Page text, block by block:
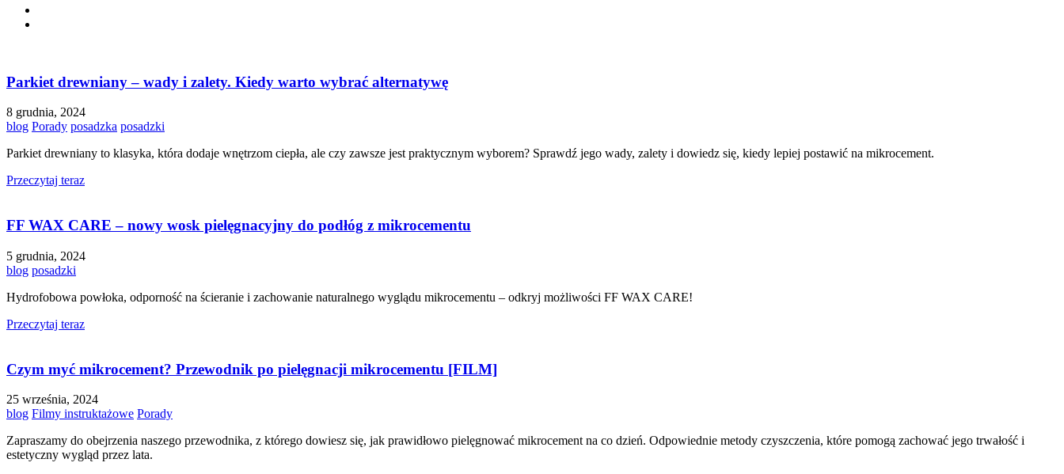
Parkiet drewniany – wady i zalety. Kiedy warto wybrać alternatywę
8 grudnia, 2024
blog Porady posadzka posadzki
Parkiet drewniany to klasyka, która dodaje wnętrzom ciepła, ale czy zawsze jest praktycznym wyborem? Sprawdź jego wady, zalety i dowiedz się, kiedy lepiej postawić na mikrocement.
Przeczytaj teraz
FF WAX CARE – nowy wosk pielęgnacyjny do podłóg z mikrocementu
5 grudnia, 2024
blog posadzki
Hydrofobowa powłoka, odporność na ścieranie i zachowanie naturalnego wyglądu mikrocementu – odkryj możliwości FF WAX CARE!
Przeczytaj teraz
Czym myć mikrocement? Przewodnik po pielęgnacji mikrocementu [FILM]
25 września, 2024
blog Filmy instruktażowe Porady
Zapraszamy do obejrzenia naszego przewodnika, z którego dowiesz się, jak prawidłowo pielęgnować mikrocement na co dzień. Odpowiednie metody czyszczenia, które pomogą zachować jego trwałość i
estetyczny wygląd przez lata.